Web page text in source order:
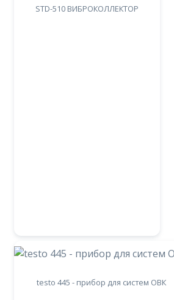
STD-510 ВИБРОКОЛЛЕКТОР
testo 445 - прибор для систем ОВК